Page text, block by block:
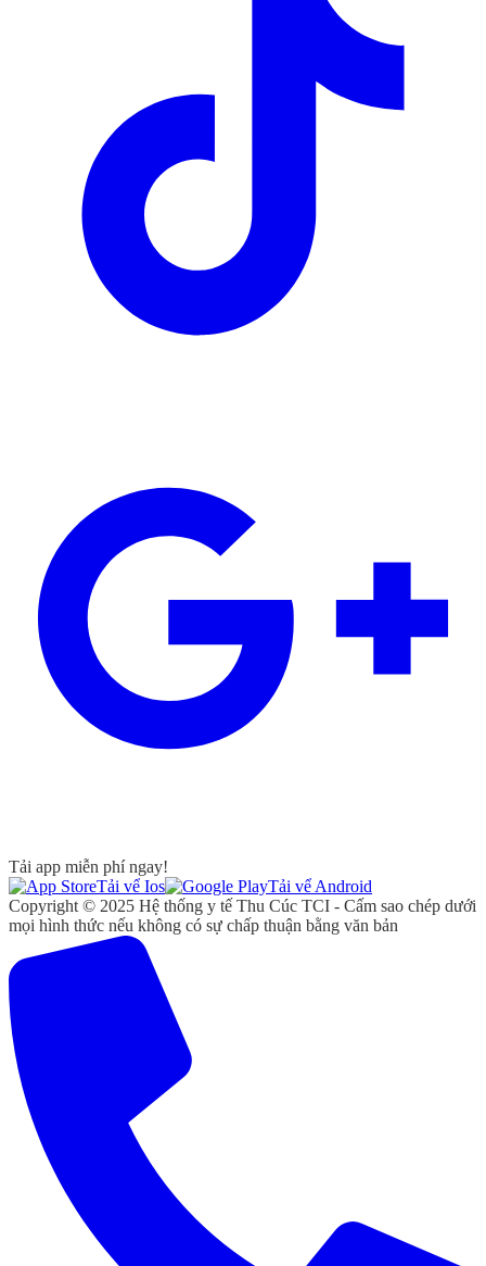
Tải app miễn phí ngay!
Tải vể Ios
Tải vể Android
Copyright © 2025 Hệ thống y tế Thu Cúc TCI - Cấm sao chép dưới
mọi hình thức nếu không có sự chấp thuận bằng văn bản